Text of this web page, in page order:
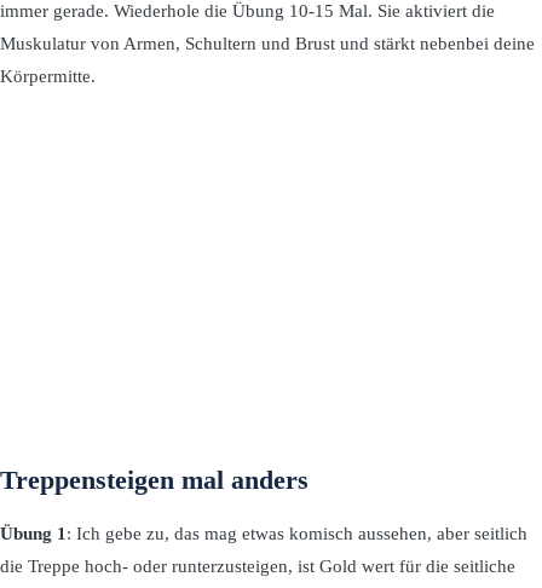
immer gerade. Wiederhole die Übung 10-15 Mal. Sie aktiviert die
Muskulatur von Armen, Schultern und Brust und stärkt nebenbei deine
Körpermitte.
Treppensteigen mal anders
Übung 1 : Ich gebe zu, das mag etwas komisch aussehen, aber seitlich
die Treppe hoch- oder runterzusteigen, ist Gold wert für die seitliche